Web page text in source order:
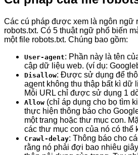
Các cú pháp được xem là ngôn ngữ
robots.txt. Có 5 thuật ngữ phổ biến
một file robots.txt. Chúng bao gồm:
User-agent: Phần này là tên
cập dữ liệu web. (ví dụ:
Disallow: Được sử dụng để
agent không thu thập bất kì dữ
Mỗi URL chỉ được sử dụng 1
Allow (chỉ áp dụng cho bọ tìm
thực hiện thông báo cho
một trang hoặc thư mục con.
các thư mục con của nó có thể
Crawl-delay: Thông báo cho
rằng nó phải đợi bao nhiêu